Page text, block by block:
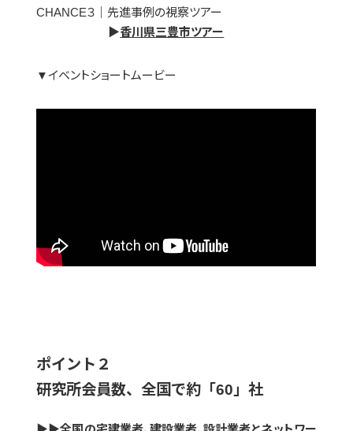
CHANCE３｜先進事例の視察ツアー
▶香川県三豊市ツアー
▼イベントショートムービー
ポイント２
研究所会員数、全国で約「60」社